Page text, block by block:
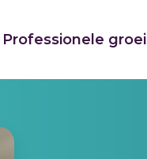
Professionele groei